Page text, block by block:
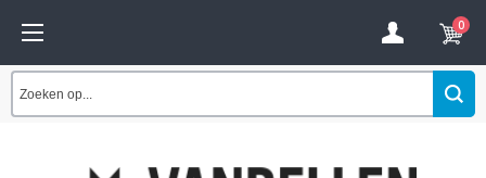
0